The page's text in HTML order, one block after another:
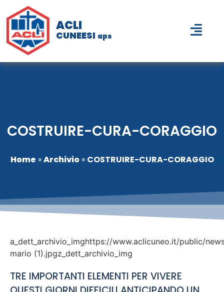
ACLI
CUNEESI aps
COSTRUIRE-CURA-CORAGGIO
Home »Archivio» COSTRUIRE-CURA-CORAGGIO
a_dett_archivio_imghttps://www.aclicuneo.it/public/
mario (1).jpgz_dett_archivio_img
TRE IMPORTANTI ELEMENTI PER VIVERE